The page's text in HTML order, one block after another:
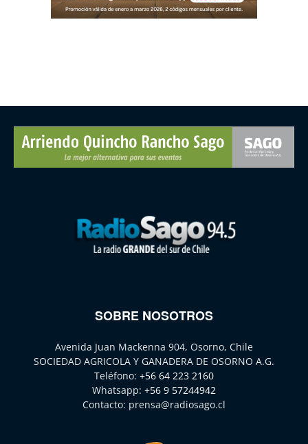
SOBRE NOSOTROS
Avenida Juan Mackenna 904, Osorno, Chile
SOCIEDAD AGRICOLA Y GANADERA DE OSORNO A.G.
Teléfono: +56 64 223 2160
Whatsapp: +56 9 57244942
Contacto: prensa@radiosago.cl